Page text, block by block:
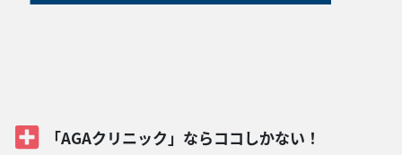
「AGAクリニック」ならココしかない！